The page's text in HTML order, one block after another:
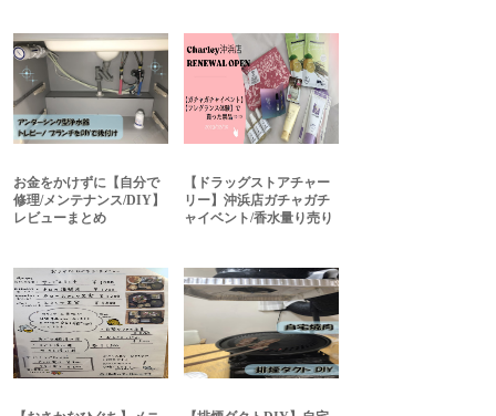
お金をかけずに【自分で
修理/メンテナンス/DIY】
レビューまとめ
【ドラッグストアチャー
リー】沖浜店ガチャガチ
ャイベント/香水量り売り